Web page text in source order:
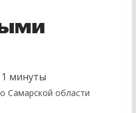
минуты
Самарской области